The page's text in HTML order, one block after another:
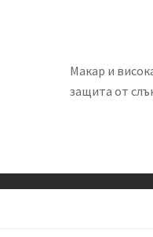
Макар и
защита от